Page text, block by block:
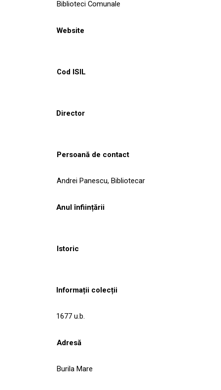
Biblioteci Comunale
Website
Cod ISIL
Director
Persoană de contact
Andrei Panescu, Bibliotecar
Anul înființării
Istoric
Informații colecții
1677 u.b.
Adresă
Burila Mare